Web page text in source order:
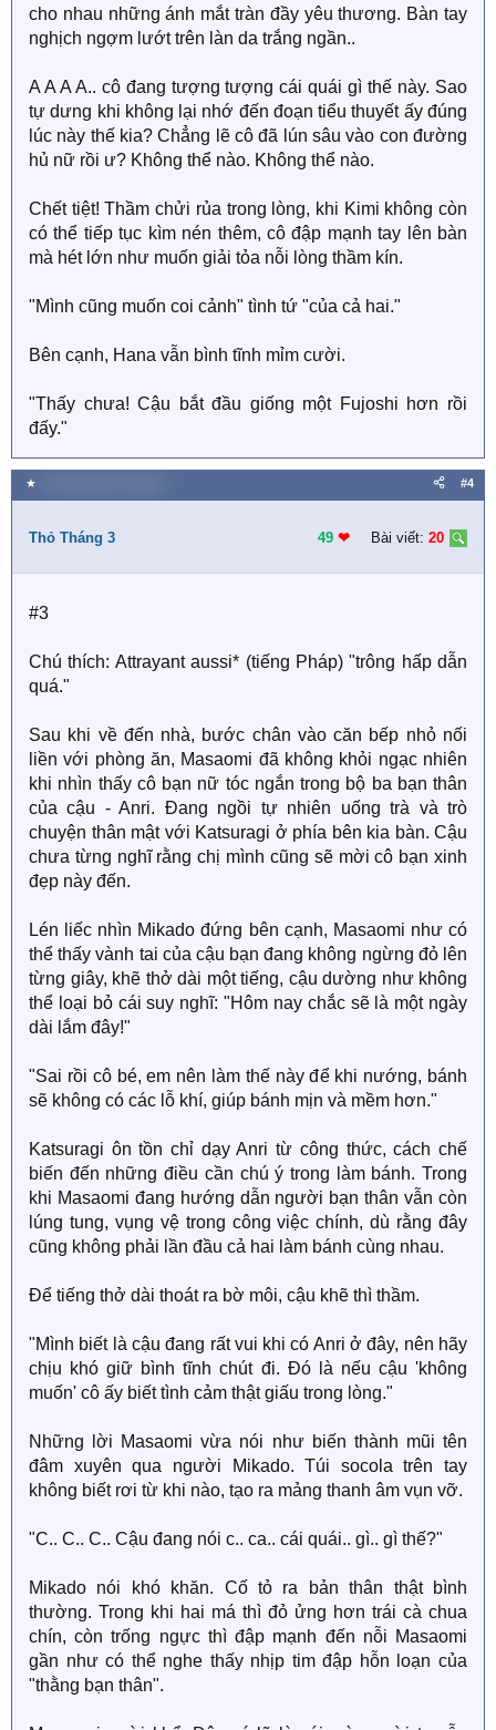
cho nhau những ánh mắt tràn đầy yêu thương. Bàn tay
nghịch ngợm lướt trên làn da trắng ngần..
A A A A.. cô đang tượng tượng cái quái gì thế này. Sao
tự dưng khi không lại nhớ đến đoạn tiểu thuyết ấy đúng
lúc này thế kia? Chẳng lẽ cô đã lún sâu vào con đường
hủ nữ rồi ư? Không thể nào. Không thể nào.
Chết tiệt! Thầm chửi rủa trong lòng, khi Kimi không còn
có thể tiếp tục kìm nén thêm, cô đập mạnh tay lên bàn
mà hét lớn như muốn giải tỏa nỗi lòng thầm kín.
"Mình cũng muốn coi cảnh" tình tứ "của cả hai."
Bên cạnh, Hana vẫn bình tĩnh mỉm cười.
"Thấy chưa! Cậu bắt đầu giống một Fujoshi hơn rồi
đấy."
★ #4
Thỏ Tháng 3 49 ❤︎ Bài viết: 20
#3
Chú thích: Attrayant aussi* (tiếng Pháp) "trông hấp dẫn
quá."
Sau khi về đến nhà, bước chân vào căn bếp nhỏ nối
liền với phòng ăn, Masaomi đã không khỏi ngạc nhiên
khi nhìn thấy cô bạn nữ tóc ngắn trong bộ ba bạn thân
của cậu - Anri. Đang ngồi tự nhiên uống trà và trò
chuyện thân mật với Katsuragi ở phía bên kia bàn. Cậu
chưa từng nghĩ rằng chị mình cũng sẽ mời cô bạn xinh
đẹp này đến.
Lén liếc nhìn Mikado đứng bên cạnh, Masaomi như có
thể thấy vành tai của cậu bạn đang không ngừng đỏ lên
từng giây, khẽ thở dài một tiếng, cậu dường như không
thể loại bỏ cái suy nghĩ: "Hôm nay chắc sẽ là một ngày
dài lắm đây!"
"Sai rồi cô bé, em nên làm thế này để khi nướng, bánh
sẽ không có các lỗ khí, giúp bánh mịn và mềm hơn."
Katsuragi ôn tồn chỉ dạy Anri từ công thức, cách chế
biến đến những điều cần chú ý trong làm bánh. Trong
khi Masaomi đang hướng dẫn người bạn thân vẫn còn
lúng tung, vụng vệ trong công việc chính, dù rằng đây
cũng không phải lần đầu cả hai làm bánh cùng nhau.
Để tiếng thở dài thoát ra bờ môi, cậu khẽ thì thầm.
"Mình biết là cậu đang rất vui khi có Anri ở đây, nên hãy
chịu khó giữ bình tĩnh chút đi. Đó là nếu cậu 'không
muốn' cô ấy biết tình cảm thật giấu trong lòng."
Những lời Masaomi vừa nói như biến thành mũi tên
đâm xuyên qua người Mikado. Túi socola trên tay
không biết rơi từ khi nào, tạo ra mảng thanh âm vụn vỡ.
"C.. C.. C.. Cậu đang nói c.. ca.. cái quái.. gì.. gì thế?"
Mikado nói khó khăn. Cố tỏ ra bản thân thật bình
thường. Trong khi hai má thì đỏ ửng hơn trái cà chua
chín, còn trống ngực thì đập mạnh đến nỗi Masaomi
gần như có thể nghe thấy nhịp tim đập hỗn loạn của
"thằng bạn thân".